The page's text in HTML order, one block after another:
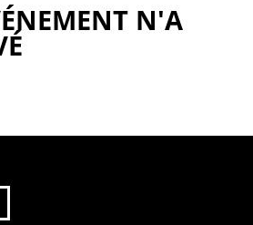
N'A